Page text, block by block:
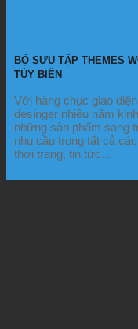
BỘ SƯU TẬP THEMES
TÙY BIẾN
Với hàng chục giao
desinger nhiều năm
những sản phẩm sang
nhu cầu trong tất cả
thời trang, tin tức...